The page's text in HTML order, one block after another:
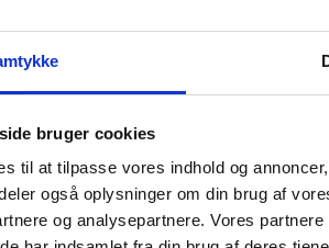
bruger cookies
til at tilpasse vores indhold og
også oplysninger om din brug af
og analysepartnere. Vores